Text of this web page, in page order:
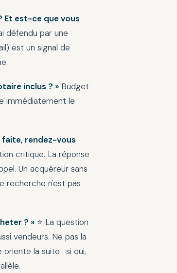
Et est-ce que vous
défendu par une
est un signal de
inclus ? » Budget
immédiatement le
faite, rendez-vous
critique. La réponse
Un acquéreur sans
recherche n'est pas
? » ⭐ La question
vendeurs. Ne pas la
la suite : si oui,